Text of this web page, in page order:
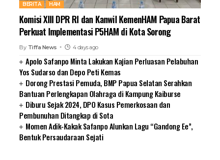
BERITA HAM
Komisi XIII DPR RI dan Kanwil KemenHAM Papua Barat
Perkuat Implementasi P5HAM di Kota Sorong
By Tiffa News 4 days ago
Apolo Safanpo Minta Lakukan Kajian Perluasan Pelabuhan
Yos Sudarso dan Depo Peti Kemas
Dorong Prestasi Pemuda, BMP Papua Selatan Serahkan
Bantuan Perlengkapan Olahraga di Kampung Kaiburse
Diburu Sejak 2024, DPO Kasus Pemerkosaan dan
Pembunuhan Ditangkap di Sota
Momen Adik-Kakak Safanpo Alunkan Lagu “Gandong Ee”,
Bentuk Persaudaraan Sejati